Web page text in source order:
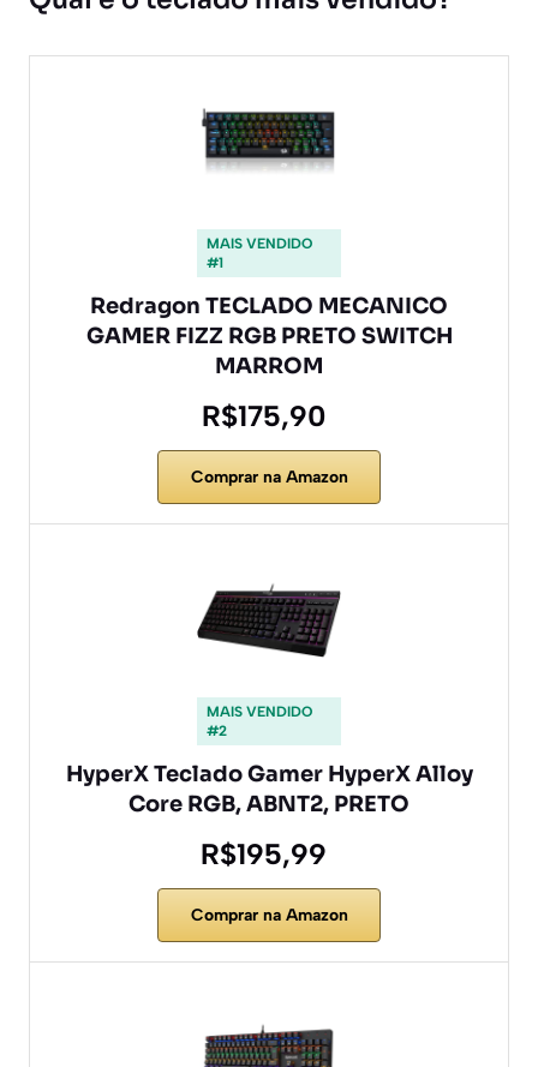
MAIS VENDIDO
#1
Redragon TECLADO MECANICO
GAMER FIZZ RGB PRETO SWITCH
MARROM
R$175,90
Comprar na Amazon
MAIS VENDIDO
#2
HyperX Teclado Gamer HyperX Alloy
Core RGB, ABNT2, PRETO
R$195,99
Comprar na Amazon